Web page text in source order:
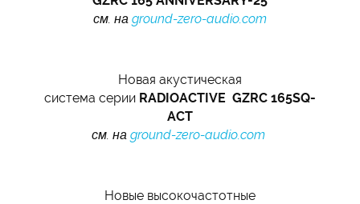
см. на ground-zero-audio.com
Новая акустическая
система серии RADIOACTIVE GZRC 165SQ-
ACT
см. на ground-zero-audio.com
Новые высокочастотные